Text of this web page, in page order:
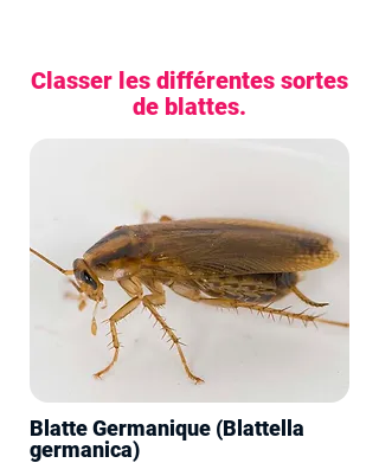
Classer les différentes sortes
de blattes.
Blatte Germanique (Blattella
germanica)